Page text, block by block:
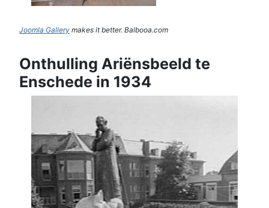
Joomla Gallery makes it better. Balbooa.com
Onthulling Ariënsbeeld te
Enschede in 1934